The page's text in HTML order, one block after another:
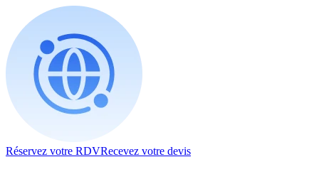
Réservez votre RDVRecevez votre devis